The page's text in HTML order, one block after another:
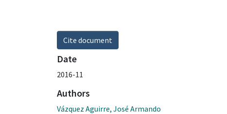
Cite document
Date
2016-11
Authors
Vázquez Aguirre, José Armando